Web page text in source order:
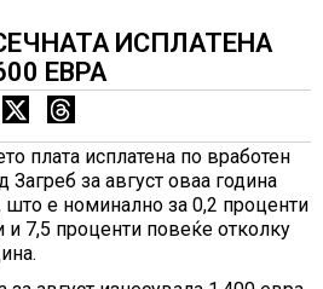
ИСПЛАТЕНА
ЕВРА
плата исплатена по вработен
Загреб за август оваа година
што е номинално за 0,2 проценти
и 7,5 проценти повеќе отколку